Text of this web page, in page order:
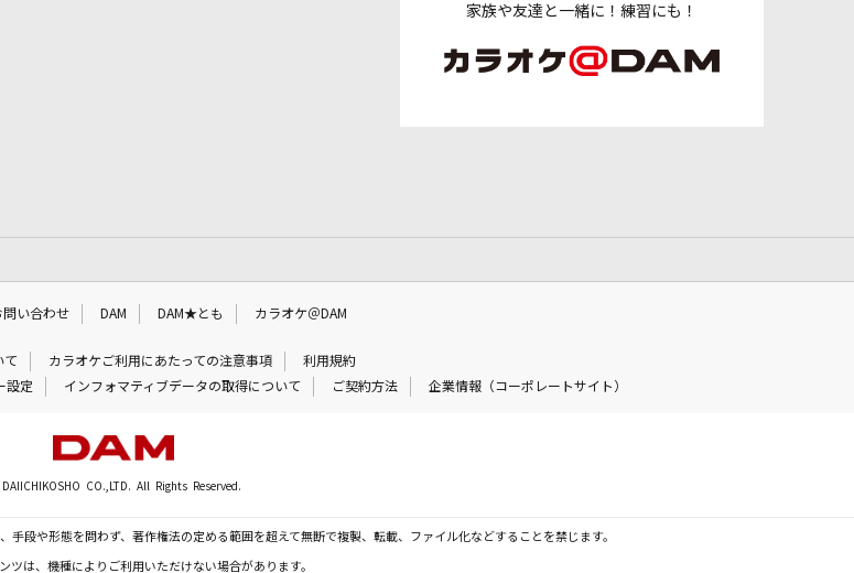
家族や友達と一緒に！練習にも！
問い合わせ DAM DAM★とも カラオケ＠DAM
て カラオケご利用にあたっての注意事項
利用規約
設定 インフォマティブデータの取得について ご契約方法 企業情報（コーポレートサイト）
CO.,LTD. All Rights Reserved.
手段や形態を問わず、著作権法の定める範囲を超えて無断で複製、転載、ファイル化などすることを禁じます。
ツは、機種によりご利用いただけない場合があります。